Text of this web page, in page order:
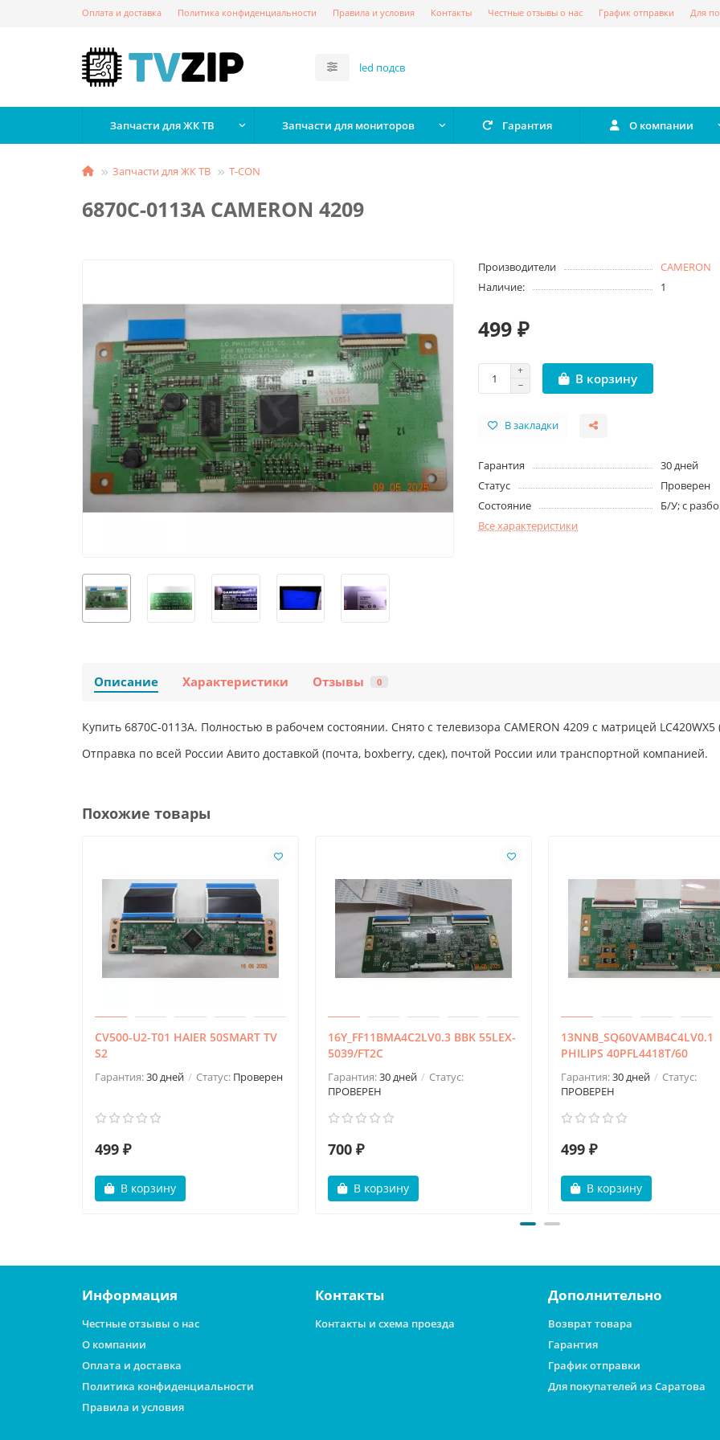
Оплата и доставка Политика конфиденциальности Правила и условия Контакты Честные отзывы о нас График отправки Для
Запчасти для ЖК ТВ Запчасти для мониторов Гарантия О компании
Запчасти для ЖК ТВ T-СON
6870C-0113A CAMERON 4209
Производители
CAMERON
Наличие:
1
499 ₽
В корзину
В закладки
Гарантия
30 дней
Статус
Проверен
Состояние
Б/У; с
Все характеристики
Описание Характеристики Отзывы 0
Купить 6870C-0113A. Полностью в рабочем состоянии. Снято с телевизора CAMERON 4209 с матрицей LC420WX5
Отправка по всей России Авито доставкой (почта, boxberry, сдек), почтой России или транспортной компанией.
Похожие товары
CV500-U2-T01 HAIER 50SMART TV
S2
Гарантия:30 дней Статус: Проверен
499 ₽
В корзину
16Y_FF11BMA4C2LV0.3 BBK 55LEX-
5039/FT2C
Гарантия:30 дней
Статус:
ПРОВЕРЕН
700 ₽
В корзину
13NNB_SQ60VAMB4C4LV0.1
PHILIPS 40PFL4418T/60
Гарантия:30 дней
Статус:
ПРОВЕРЕН
499 ₽
В корзину
Информация
Честные отзывы о нас
О компании
Оплата и доставка
Политика конфиденциальности
Правила и условия
Контакты
Контакты и схема проезда
Дополнительно
Возврат товара
Гарантия
График отправки
Для покупателей из Саратова